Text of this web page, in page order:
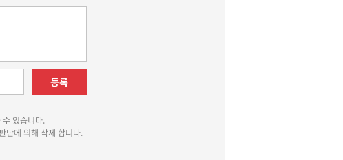
등록
있습니다.
단에 의해 삭제 합니다.